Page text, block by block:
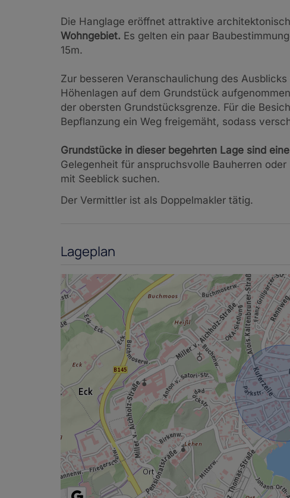
Die Hanglage eröffnet attraktive
Wohngebiet. Es gelten ein paar
15m.
Zur besseren Veranschaulichung des
Höhenlagen auf dem Grundstück
der obersten Grundstücksgrenze. Für die
Bepflanzung ein Weg freigemäht, sodass
Grundstücke in dieser begehrten Lage sind
Gelegenheit für anspruchsvolle Bauherren oder
mit Seeblick suchen.
Der Vermittler ist als Doppelmakler tätig.
Lageplan